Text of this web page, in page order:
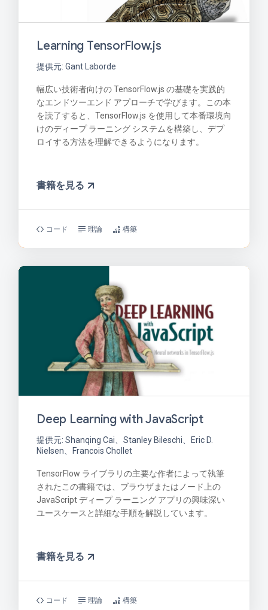
Learning TensorFlow.js
提供元: Gant Laborde
幅広い技術者向けの TensorFlow.js の基礎を実践的
なエンドツーエンド アプローチで学びます。この本
を読了すると、TensorFlow.js を使用して本番環境向
けのディープ ラーニング システムを構築し、デプ
ロイする方法を理解できるようになります。
書籍を見る
コード 理論 構築
Deep Learning with JavaScript
提供元: Shanqing Cai、Stanley Bileschi、Eric D.
Nielsen、Francois Chollet
TensorFlow ライブラリの主要な作者によって執筆
されたこの書籍では、ブラウザまたはノード上の
JavaScript ディープ ラーニング アプリの興味深い
ユースケースと詳細な手順を解説しています。
書籍を見る
コード 理論 構築